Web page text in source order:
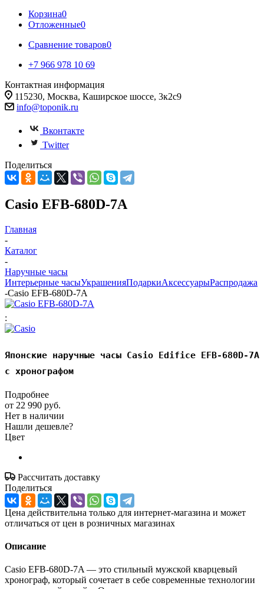
Корзина0
Отложенные0
Сравнение товаров0
+7 966 978 10 69
Контактная информация
115230, Москва, Каширское шоссе, 3к2с9
info@toponik.ru
Вконтакте
Twitter
Поделиться
Casio EFB-680D-7A
Главная
-
Каталог
-
Наручные часы
Интерьерные часыУкрашенияПодаркиАксессуарыРаспродажа
-Casio EFB-680D-7A
:
Японские наручные часы Casio Edifice EFB-680D-7A
с хронографом
Подробнее
от 22 990 руб.
Нет в наличии
Нашли дешевле?
Цвет
Рассчитать доставку
Поделиться
Цена действительна только для интернет-магазина и может
отличаться от цен в розничных магазинах
Описание
Casio EFB-680D-7A — это стильный мужской кварцевый
хронограф, который сочетает в себе современные технологии